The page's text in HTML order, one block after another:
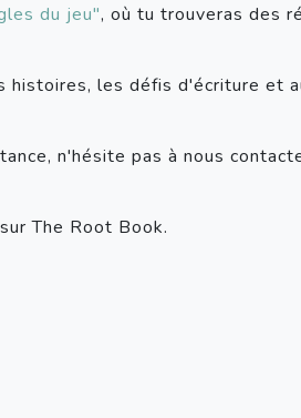
du jeu", où tu trouveras des
les défis d'écriture et
n'hésite pas à nous
The Root Book.